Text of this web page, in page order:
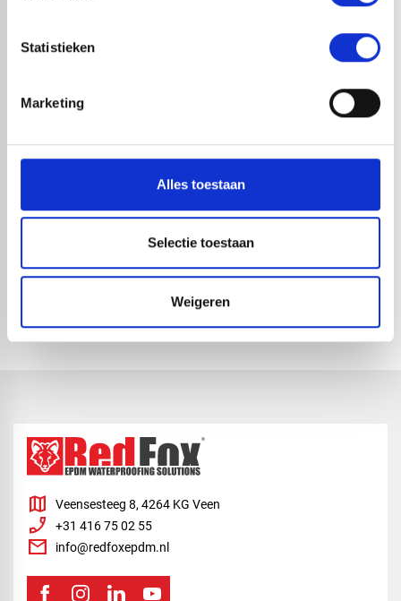
Statistieken
Marketing
Alles toestaan
Selectie toestaan
Weigeren
HANDIG OM ER BIJ TE KOPEN
ELEVATE EPDM LSFR 1.14 MM |
2,29 X
ELEVATE EPDM LSFR 1.14 MM |
2,50 X
1-4 dagen levertijd
map Veensesteeg 8, 4264 KG Veen
phone_enabled +31 416 75 02 55
mail info@redfoxepdm.nl